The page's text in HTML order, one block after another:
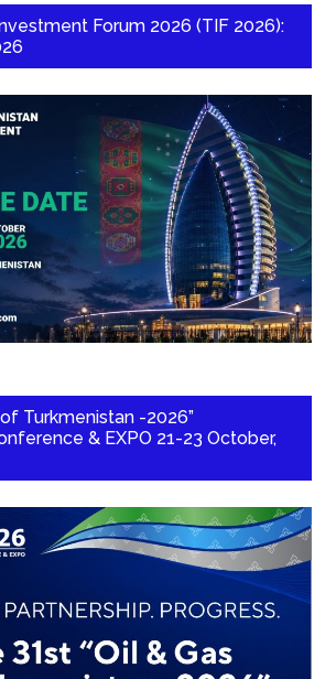
Forum 2026 (TIF 2026):
of Turkmenistan -2026”
& EXPO 21-23 October,